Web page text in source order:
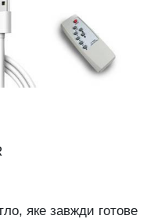
яке завжди готове